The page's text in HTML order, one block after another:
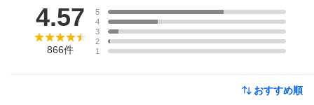
4.57
866件
5
4
3
2
1
おすすめ順